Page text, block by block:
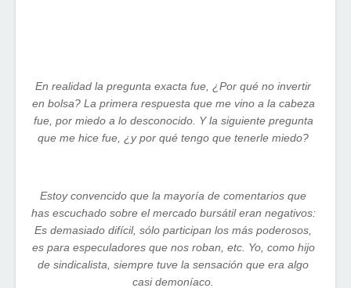
En realidad la pregunta exacta fue, ¿Por qué no invertir
en bolsa? La primera respuesta que me vino a la cabeza
fue, por miedo a lo desconocido. Y la siguiente pregunta
que me hice fue, ¿y por qué tengo que tenerle miedo?
Estoy convencido que la mayoría de comentarios que
has escuchado sobre el mercado bursátil eran negativos:
Es demasiado difícil, sólo participan los más poderosos,
es para especuladores que nos roban, etc. Yo, como hijo
de sindicalista, siempre tuve la sensación que era algo
casi demoníaco.